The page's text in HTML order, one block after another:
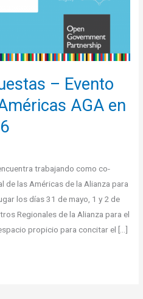
– Evento
AGA en
trabajando como co-
de las Américas de la Alianza para
los días 31 de mayo, 1 y 2 de
Regionales de la Alianza para el
propicio para concitar el […]